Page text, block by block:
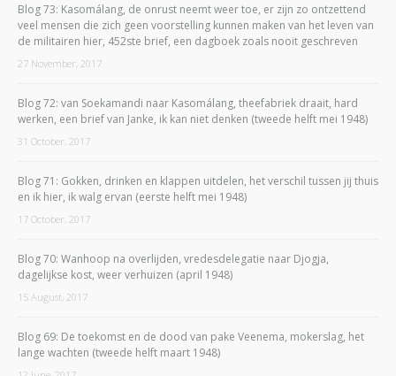
Blog 73: Kasomálang, de onrust neemt weer toe, er zijn zo ontzettend
veel mensen die zich geen voorstelling kunnen maken van het leven van
de militairen hier, 452ste brief, een dagboek zoals nooit geschreven
27 November, 2017
Blog 72: van Soekamandi naar Kasomálang, theefabriek draait, hard
werken, een brief van Janke, ik kan niet denken (tweede helft mei 1948)
31 October, 2017
Blog 71: Gokken, drinken en klappen uitdelen, het verschil tussen jij thuis
en ik hier, ik walg ervan (eerste helft mei 1948)
17 October, 2017
Blog 70: Wanhoop na overlijden, vredesdelegatie naar Djogja,
dagelijkse kost, weer verhuizen (april 1948)
15 August, 2017
Blog 69: De toekomst en de dood van pake Veenema, mokerslag, het
lange wachten (tweede helft maart 1948)